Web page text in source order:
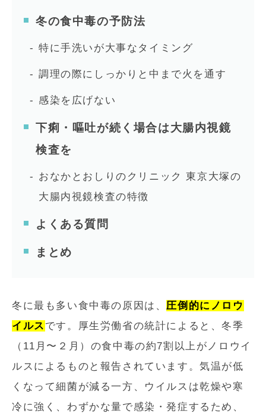
冬の食中毒の予防法
特に手洗いが大事なタイミング
調理の際にしっかりと中まで火を通す
感染を広げない
下痢・嘔吐が続く場合は大腸内視鏡
検査を
おなかとおしりのクリニック 東京大塚の
大腸内視鏡検査の特徴
よくある質問
まとめ
冬に最も多い食中毒の原因は、圧倒的にノロウ
イルス です。厚生労働省の統計によると、冬季
（11月〜２月）の食中毒の約7割以上がノロウイ
ルスによるものと報告されています。気温が低
くなって細菌が減る一方、ウイルスは乾燥や寒
冷に強く、わずかな量で感染・発症するため、